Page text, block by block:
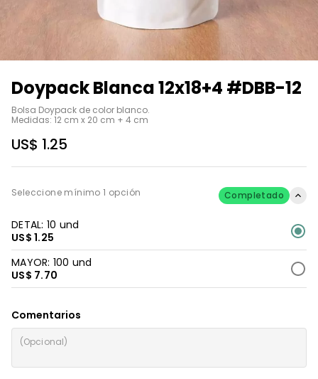
Doypack Blanca 12x18+4 #DBB-12
Bolsa Doypack de color blanco.
Medidas: 12 cm x 20 cm + 4 cm
US$ 1.25
Seleccione mínimo 1 opción Completado
DETAL: 10 und
US$ 1.25
MAYOR: 100 und
US$ 7.70
Comentarios